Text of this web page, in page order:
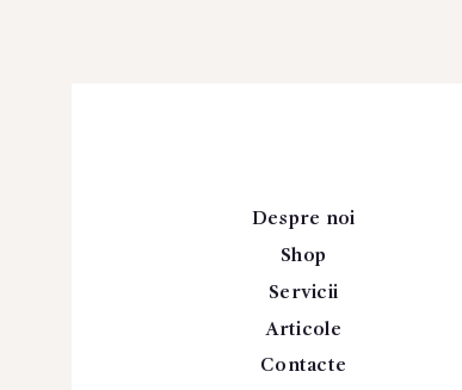
Despre noi
Shop
Servicii
Articole
Contacte